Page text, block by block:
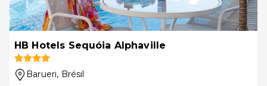
HB Hotels Sequóia Alphaville
Barueri, Brésil